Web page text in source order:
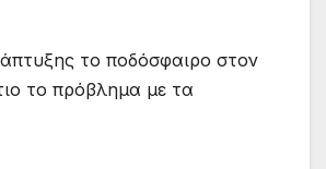
το ποδόσφαιρο στον
το πρόβλημα με τα